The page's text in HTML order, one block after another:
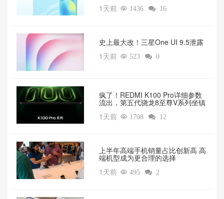
1天前  1436  16
‌史上最大改！三星One UI 9.5泄露
1天前  523  0
疯了！REDMI K100 Pro详细参数
流出，第五代骁龙8至尊V系列坐镇‌
1天前  1708  12
上半年高端手机销量占比创新高 高
端机型成为更合理的选择
1天前  495  2